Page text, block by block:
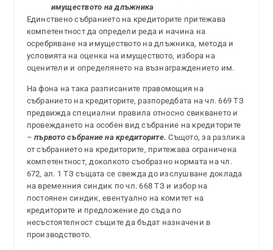
имуществото на длъжника
Единствено събранието на кредиторите притежава
компетентност да определи реда и начина на
осребряване на имуществото на длъжника, метода и
условията на оценка на имуществото, избора на
оценители и определянето на възнаграждението им.
На фона на така разписаните правомощия на
събранието на кредиторите, разпоредбата на чл. 669 ТЗ
предвижда специални правила относно свикването и
провеждането на особен вид събрание на кредиторите
–първото събрание на кредиторите. Същото, за разлика
от събранието на кредиторите, притежава ограничена
компетентност, доколкото съобразно нормата на чл.
672, ал. 1 ТЗ същата се свежда до изслушване доклада
на временния синдик по чл. 668 ТЗ и избор на
постоянен синдик, евентуално на комитет на
кредиторите и предложение до съда по
несъстоятелност същите да бъдат назначени в
производството.